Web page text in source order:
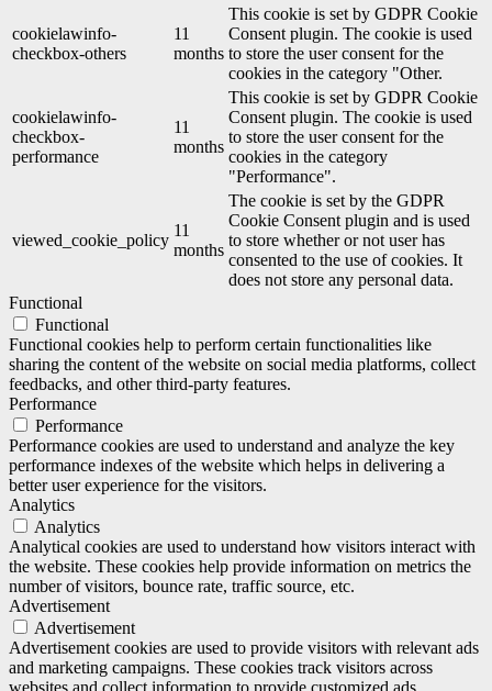
cookielawinfo-
checkbox-others
11
months
This cookie is set by GDPR Cookie
Consent plugin. The cookie is used
to store the user consent for the
cookies in the category "Other.
cookielawinfo-
checkbox-
performance
11
months
This cookie is set by GDPR Cookie
Consent plugin. The cookie is used
to store the user consent for the
cookies in the category
"Performance".
viewed_cookie_policy
11
months
The cookie is set by the GDPR
Cookie Consent plugin and is used
to store whether or not user has
consented to the use of cookies. It
does not store any personal data.
Functional
Functional
Functional cookies help to perform certain functionalities like
sharing the content of the website on social media platforms, collect
feedbacks, and other third-party features.
Performance
Performance
Performance cookies are used to understand and analyze the key
performance indexes of the website which helps in delivering a
better user experience for the visitors.
Analytics
Analytics
Analytical cookies are used to understand how visitors interact with
the website. These cookies help provide information on metrics the
number of visitors, bounce rate, traffic source, etc.
Advertisement
Advertisement
Advertisement cookies are used to provide visitors with relevant ads
and marketing campaigns. These cookies track visitors across
websites and collect information to provide customized ads.